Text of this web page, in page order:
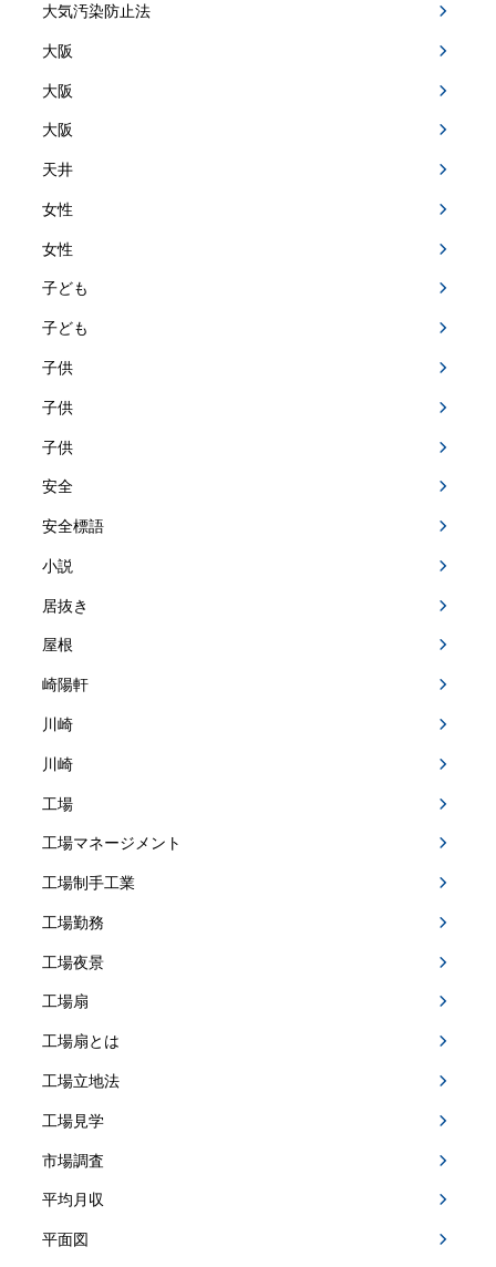
大気汚染防止法
大阪
大阪
大阪
天井
女性
女性
子ども
子ども
子供
子供
子供
安全
安全標語
小説
居抜き
屋根
崎陽軒
川崎
川崎
工場
工場マネージメント
工場制手工業
工場勤務
工場夜景
工場扇
工場扇とは
工場立地法
工場見学
市場調査
平均月収
平面図